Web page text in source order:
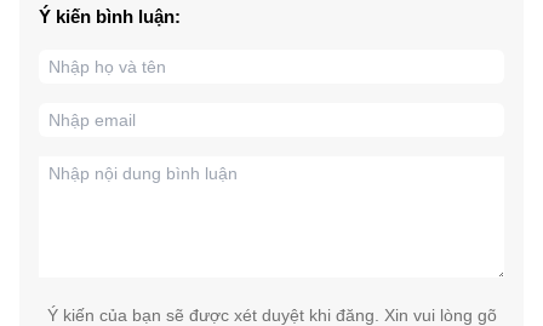
Ý kiến bình luận:
Ý kiến của bạn sẽ được xét duyệt khi đăng. Xin vui lòng gõ